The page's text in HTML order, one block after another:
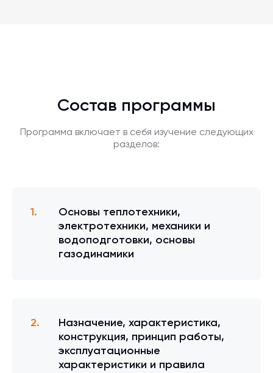
Состав программы
Программа включает в себя изучение следующих
разделов:
Основы теплотехники,
электротехники, механики и
водоподготовки, основы
газодинамики
Назначение, характеристика,
конструкция, принцип работы,
эксплуатационные
характеристики и правила